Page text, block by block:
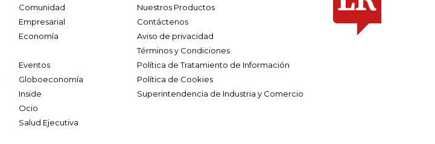
Comunidad
Empresarial
Economía
Eventos
Globoeconomía
Inside
Ocio
Salud Ejecutiva
Nuestros Productos
Contáctenos
Aviso de privacidad
Términos y Condiciones
Política de Tratamiento de Información
Política de Cookies
Superintendencia de Industria y Comercio